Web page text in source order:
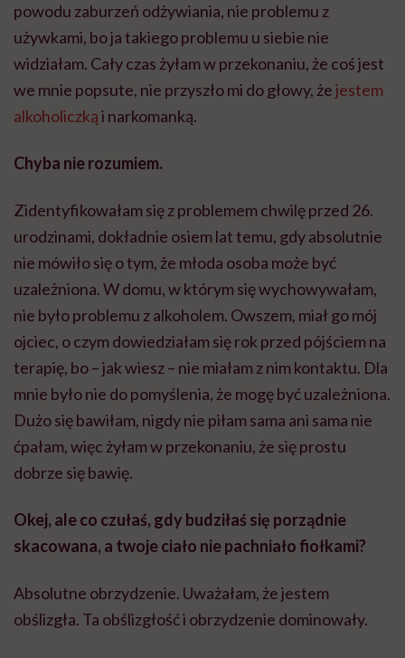
powodu zaburzeń odżywiania, nie problemu z
używkami, bo ja takiego problemu u siebie nie
widziałam. Cały czas żyłam w przekonaniu, że coś jest
we mnie popsute, nie przyszło mi do głowy, żejestem
alkoholiczkąi narkomanką.
Chyba nie rozumiem.
Zidentyfikowałam się z problemem chwilę przed 26.
urodzinami, dokładnie osiem lat temu, gdy absolutnie
nie mówiło się o tym, że młoda osoba może być
uzależniona. W domu, w którym się wychowywałam,
nie było problemu z alkoholem. Owszem, miał go mój
ojciec, o czym dowiedziałam się rok przed pójściem na
terapię, bo – jak wiesz – nie miałam z nim kontaktu. Dla
mnie było nie do pomyślenia, że mogę być uzależniona.
Dużo się bawiłam, nigdy nie piłam sama ani sama nie
ćpałam, więc żyłam w przekonaniu, że się prostu
dobrze się bawię.
Okej, ale co czułaś, gdy budziłaś się porządnie
skacowana, a twoje ciało nie pachniało fiołkami?
Absolutne obrzydzenie. Uważałam, że jestem
obślizgła. Ta obślizgłość i obrzydzenie dominowały.